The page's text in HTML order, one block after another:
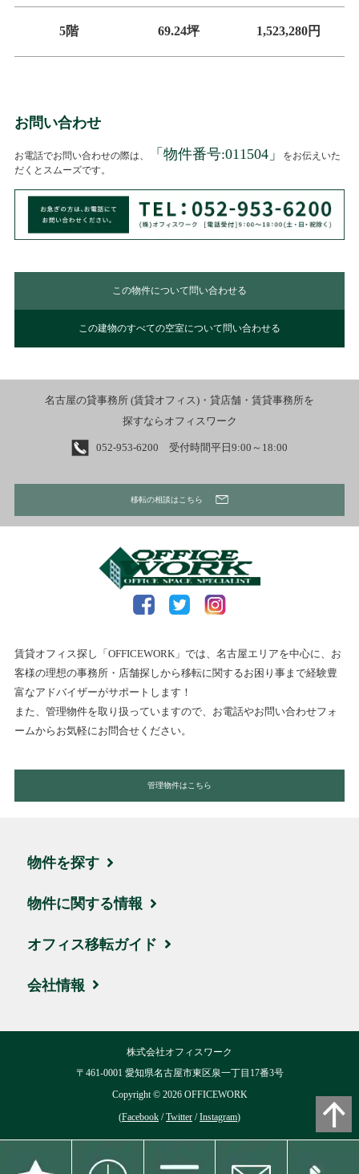
5階 69.24坪 1,523,280円
お問い合わせ
お電話でお問い合わせの際は、 「物件番号:011504」
をお伝えいた
だくとスムーズです。
この物件について問い合わせる
この建物のすべての空室について問い合わせる
名古屋の貸事務所 (賃貸オフィス)・貸店舗・賃貸事務所を
探すならオフィスワーク
052-953-6200 受付時間平日9:00～18:00
移転の相談はこちら
賃貸オフィス探し「OFFICEWORK」では、名古屋エリアを中心に、お
客様の理想の事務所・店舗探しから移転に関するお困り事まで経験豊
富なアドバイザーがサポートします！
また、管理物件を取り扱っていますので、お電話やお問い合わせフォ
ームからお気軽にお問合せください。
管理物件はこちら
物件を探す
エリア・住所から探す
駅名・沿線から探す
地図から探す
ハイグレード物件
物件に関する情報
ブログ
取引実績・お客様の声
オフィス移転ガイド
お引越しの流れ
移転費用について
よくある質問
会社情報
ブログ
株式会社オフィスワーク
〒461-0001 愛知県名古屋市東区泉一丁目17番3号
Copyright © 2026OFFICEWORK
(Facebook /Twitter /Instagram)